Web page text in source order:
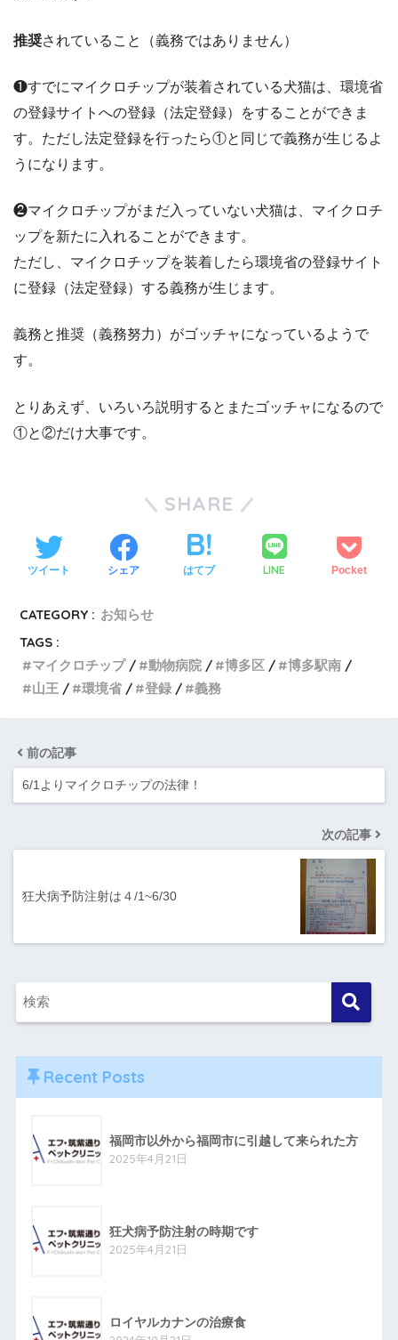
推奨されていること（義務ではありません）
❶すでにマイクロチップが装着されている犬猫は、環境省
の登録サイトへの登録（法定登録）をすることができま
す。ただし法定登録を行ったら①と同じで義務が生じるよ
うになります。
❷マイクロチップがまだ入っていない犬猫は、マイクロチ
ップを新たに入れることができます。
ただし、マイクロチップを装着したら環境省の登録サイト
に登録（法定登録）する義務が生じます。
義務と推奨（義務努力）がゴッチャになっているようで
す。
とりあえず、いろいろ説明するとまたゴッチャになるので
①と②だけ大事です。
SHARE
ツイート シェア はてブ LINE Pocket
CATEGORY : お知らせ
TAGS :
マイクロチップ
動物病院 博多区
博多駅南
山王
環境省 登録 義務
前の記事
6/1よりマイクロチップの法律！
次の記事
狂犬病予防注射は４/1~6/30
Recent Posts
福岡市以外から福岡市に引越して来られた方
2025年4月21日
狂犬病予防注射の時期です
2025年4月21日
ロイヤルカナンの治療食